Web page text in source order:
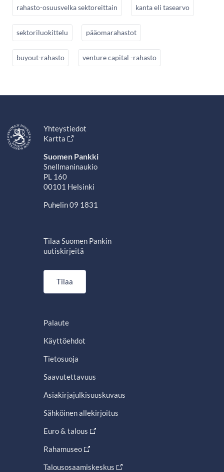
rahasto-osuusvelka sektoreittain kanta eli tasearvo
sektoriluokittelu pääomarahastot
buyout-rahasto venture capital -rahasto
Yhteystiedot
Kartta
Suomen Pankki
Snellmaninaukio
PL 160
00101 Helsinki
Puhelin 09 1831
Tilaa Suomen Pankin
uutiskirjeitä
Tilaa
Palaute
Käyttöehdot
Tietosuoja
Saavutettavuus
Asiakirjajulkisuuskuvaus
Sähköinen allekirjoitus
Euro & talous
Rahamuseo
Talousosaamiskeskus